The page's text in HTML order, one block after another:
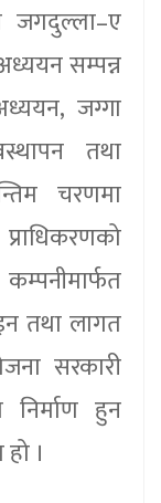
जगदुल्ला–ए
सम्पन्न
जग्गा
तथा
चरणमा
तथा लागत
सरकारी
निर्माण हुन
।